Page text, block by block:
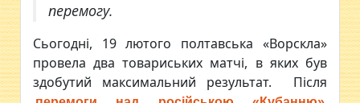
перемогу.
Сьогодні, 19 лютого полтавська «Ворскла»
провела два товариських матчі, в яких був
здобутий максимальний результат. Після